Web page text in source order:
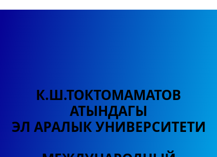
К.Ш.ТОКТОМАМАТОВ
АТЫНДАГЫ
ЭЛ АРАЛЫК УНИВЕРСИТЕТИ